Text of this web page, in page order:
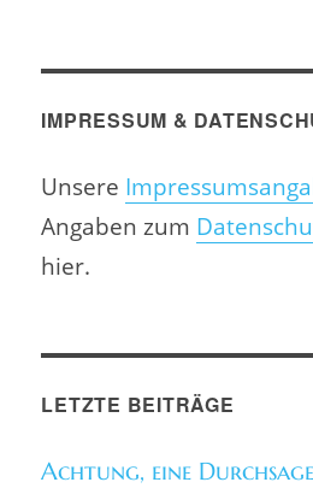
IMPRESSUM &
Unsere
Angaben zum
hier.
LETZTE BEITRÄGE
Achtung, eine